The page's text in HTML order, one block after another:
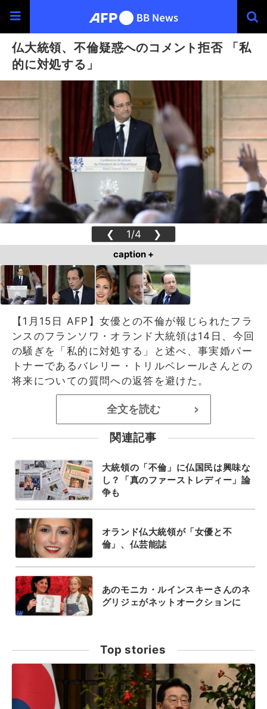
仏大統領、不倫疑惑へのコメント拒否 「私
的に対処する」
❮ 1/4 ❯
caption +
【1月15日 AFP】女優との不倫が報じられたフラ
ンスのフランソワ・オランド大統領は14日、今回
の騒ぎを「私的に対処する」と述べ、事実婚パー
トナーであるバレリー・トリルベレールさんとの
将来についての質問への返答を避けた。
全文を読む >
関連記事
大統領の「不倫」に仏国民は興味な
し？「真のファーストレディー」論
争も
オランド仏大統領が「女優と不
倫」、仏芸能誌
あのモニカ・ルインスキーさんのネ
グリジェがネットオークションに
Top stories